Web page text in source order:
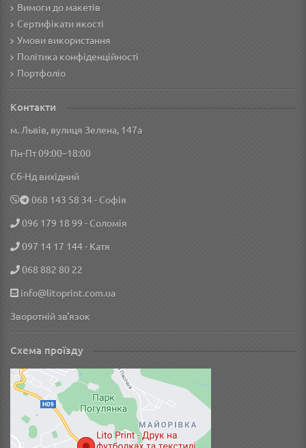
Вимоги до макетів
Сертифікати якості
Умови використання
Політика конфіденційності
Портфоліо
Контакти
м. Львів, вулиця Зелена, 147а
Пн-Пт 09:00–18:00
Сб-Нд вихідний
‎068 143 58 34- Софія
096 179 18 99 - Соломія
097 14 17 144- Катя
068 882 80 22
info@litoprint.com.ua
Зворотній зв'язок
Схема проїзду